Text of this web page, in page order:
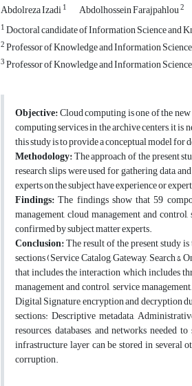
Abdolreza Izadi1 Abdolhossein Farajpahlou2
1Doctoral candidate of Information Science and
2Professor of Knowledge and Information
3Professor of Knowledge and Information
Objective:Cloud computing is one of the
computing services in the archive centers, it is
this study is to provide a conceptual model
Methodology:The approach of the present
research slips were used for gathering data,
experts on the subject have experience or
Findings:The findings show that 59
management, cloud management and
confirmed by subject matter experts.
Conclusion:The result of the present study
sections (Service Catalog, Gateway, Search
that includes the interaction which includes
management and control, service
Digital Signature, encryption and decryption
sections: Descriptive metadata,
resources, databases, and networks
infrastructure layer can be stored in several
corruption.